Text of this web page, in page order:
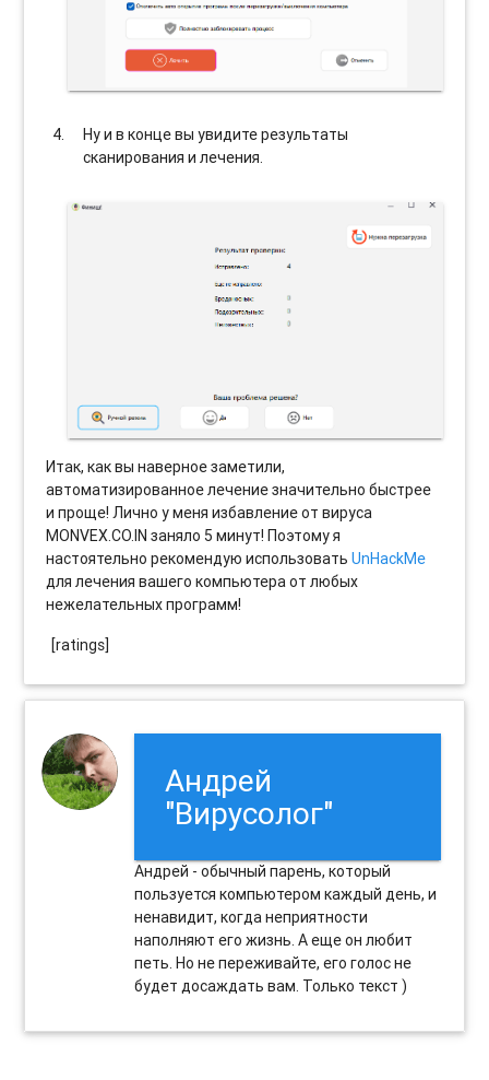
Ну и в конце вы увидите результаты
сканирования и лечения.
Итак, как вы наверное заметили,
автоматизированное лечение значительно быстрее
и проще! Лично у меня избавление от вируса
MONVEX.CO.IN заняло 5 минут! Поэтому я
настоятельно рекомендую использоватьUnHackMe
для лечения вашего компьютера от любых
нежелательных программ!
[ratings]
Андрей
"Вирусолог"
Андрей - обычный парень, который
пользуется компьютером каждый день, и
ненавидит, когда неприятности
наполняют его жизнь. А еще он любит
петь. Но не переживайте, его голос не
будет досаждать вам. Только текст )